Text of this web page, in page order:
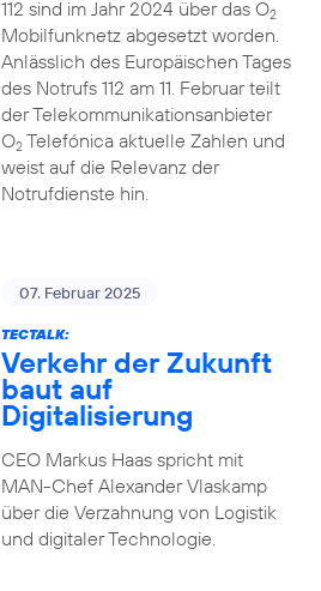
112 sind im Jahr 2024 über das O2
Mobilfunknetz abgesetzt worden.
Anlässlich des Europäischen Tages
des Notrufs 112 am 11. Februar teilt
der Telekommunikationsanbieter
O2Telefónica aktuelle Zahlen und
weist auf die Relevanz der
Notrufdienste hin.
07. Februar 2025
TECTALK:
Verkehr der Zukunft
baut auf
Digitalisierung
CEO Markus Haas spricht mit
MAN-Chef Alexander Vlaskamp
über die Verzahnung von Logistik
und digitaler Technologie.